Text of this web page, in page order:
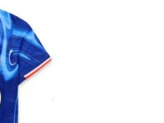
Optionen
können